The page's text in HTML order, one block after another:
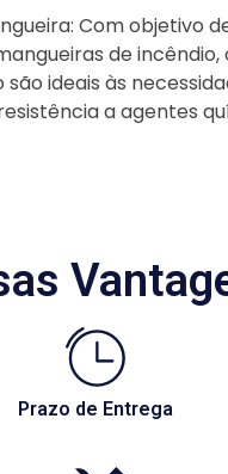
Com objetivo
de incêndio,
ideais às
a agentes
Prazo de Entrega